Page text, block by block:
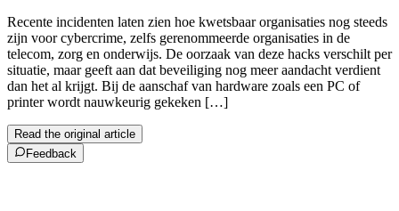
Recente incidenten laten zien hoe kwetsbaar organisaties nog steeds
zijn voor cybercrime, zelfs gerenommeerde organisaties in de
telecom, zorg en onderwijs. De oorzaak van deze hacks verschilt per
situatie, maar geeft aan dat beveiliging nog meer aandacht verdient
dan het al krijgt. Bij de aanschaf van hardware zoals een PC of
printer wordt nauwkeurig gekeken […]
Read the original article
Feedback